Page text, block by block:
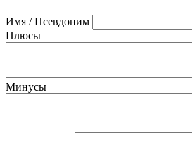
Имя / Псевдоним
Плюсы
Минусы